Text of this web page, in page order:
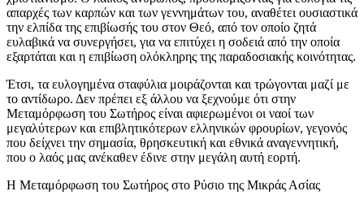
απαρχές των καρπών και των γεννημάτων του, αναθέτει ουσιαστικά
την ελπίδα της επιβίωσής του στον Θεό, από τον οποίο ζητά
ευλαβικά να συνεργήσει, για να επιτύχει η σοδειά από την οποία
εξαρτάται και η επιβίωση ολόκληρης της παραδοσιακής κοινότητας.
Έτσι, τα ευλογημένα σταφύλια μοιράζονται και τρώγονται μαζί με
το αντίδωρο. Δεν πρέπει εξ άλλου να ξεχνούμε ότι στην
Μεταμόρφωση του Σωτήρος είναι αφιερωμένοι οι ναοί των
μεγαλύτερων και επιβλητικότερων ελληνικών φρουρίων, γεγονός
που δείχνει την σημασία, θρησκευτική και εθνικά αναγεννητική,
που ο λαός μας ανέκαθεν έδινε στην μεγάλη αυτή εορτή.
Η Μεταμόρφωση του Σωτήρος στο Ρύσιο της Μικράς Ασίας